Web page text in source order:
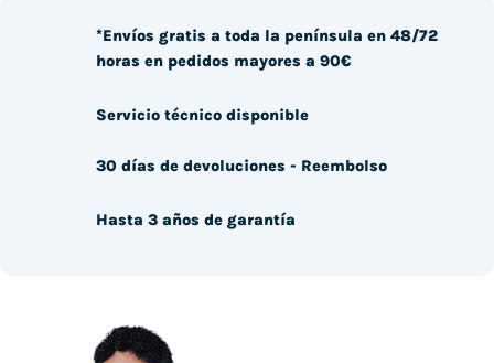
*Envíos gratis a toda la península en 48/72
horas en pedidos mayores a 90€
Servicio técnico disponible
30 días de devoluciones - Reembolso
Hasta 3 años de garantía